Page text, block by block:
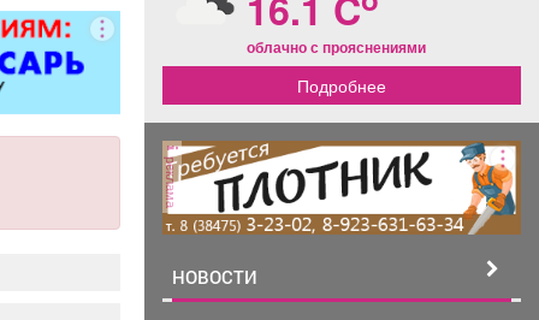
все
работ;
работы
скидка
облачно с прояснениями
Подробнее
реклама
НОВОСТИ